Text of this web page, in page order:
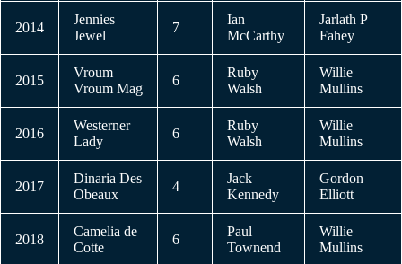
2014
Jennies
Jewel
7
Ian
McCarthy
Jarlath P
Fahey
2015
Vroum
Vroum Mag
6
Ruby
Walsh
Willie
Mullins
2016
Westerner
Lady
6
Ruby
Walsh
Willie
Mullins
2017
Dinaria Des
Obeaux
4
Jack
Kennedy
Gordon
Elliott
2018
Camelia de
Cotte
6
Paul
Townend
Willie
Mullins